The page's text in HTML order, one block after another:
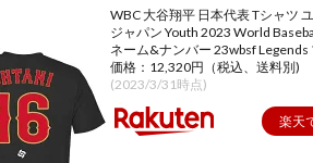
WBC 大谷翔平 日本代表 Tシャツ
ジャパン Youth 2023 World
ネーム&ナンバー 23wbsf Legends
価格：12,320円（税込、送料別)
(2023/3/31時点)
楽天